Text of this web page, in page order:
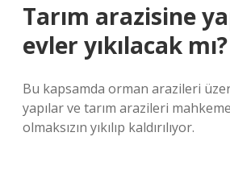
Tarım arazisine
evler yıkılacak mı?
Bu kapsamda orman arazileri
yapılar ve tarım arazileri
olmaksızın yıkılıp kaldırılıyor.